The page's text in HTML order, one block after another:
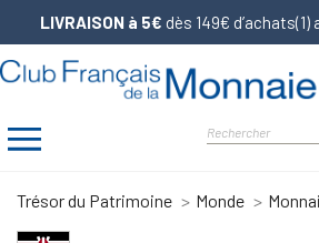
LIVRAISON à 5€ dès 149€ d’achats(1)
Trésor du Patrimoine Monde